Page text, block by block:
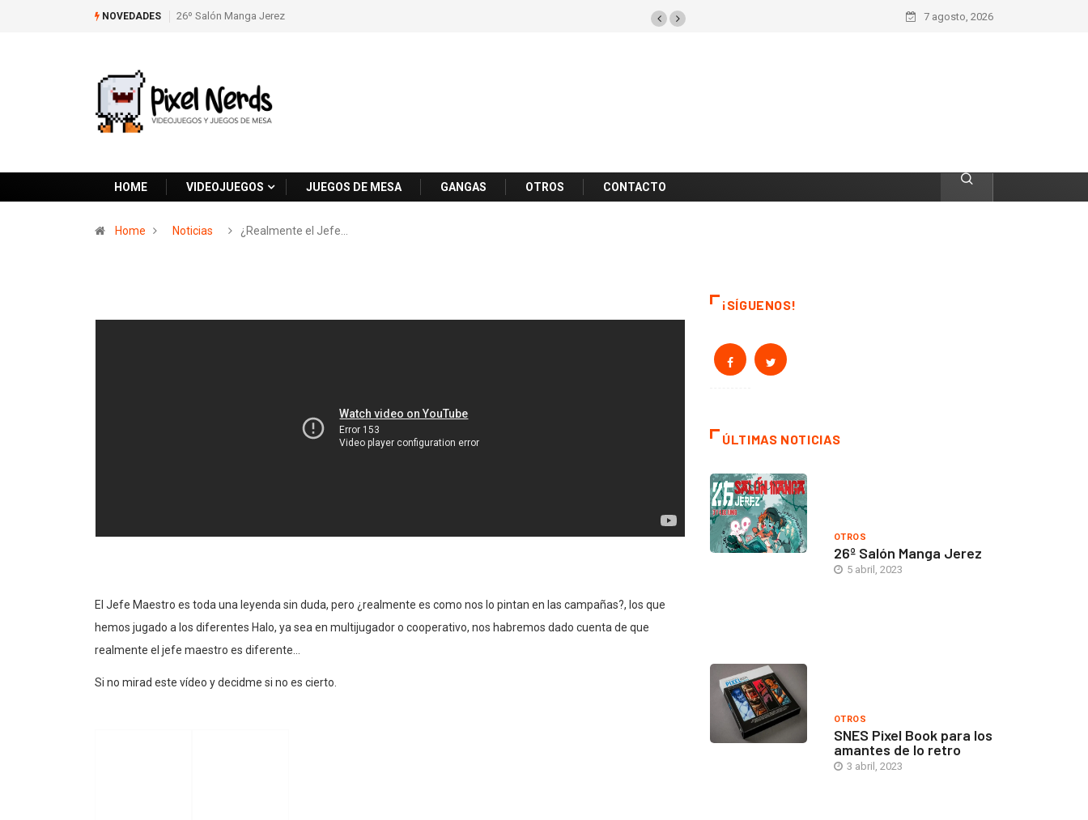
NOVEDADES 26º Salón Manga Jerez 7 agosto, 2026
HOME VIDEOJUEGOS JUEGOS DE MESA GANGAS OTROS CONTACTO
Home Noticias ¿Realmente el Jefe…
El Jefe Maestro es toda una leyenda sin duda, pero ¿realmente es como nos lo pintan en las campañas?, los que
hemos jugado a los diferentes Halo, ya sea en multijugador o cooperativo, nos habremos dado cuenta de que
realmente el jefe maestro es diferente…
Si no mirad este vídeo y decidme si no es cierto.
¡SÍGUENOS!
ÚLTIMAS NOTICIAS
OTROS
26º Salón Manga Jerez
5 abril, 2023
OTROS
SNES Pixel Book para los
amantes de lo retro
3 abril, 2023